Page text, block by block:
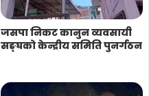
जसपा निकट कानुन व्यवसायी
सङ्घको केन्द्रीय समिति पुनर्गठन